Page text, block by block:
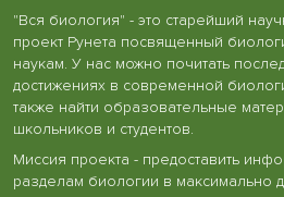
"Вся биология" - это старейший
проект Рунета посвященный
наукам. У нас можно почитать
достижениях в современной
также найти образовательные
школьников и студентов.
Миссия проекта - предоставить
разделам биологии в максимально